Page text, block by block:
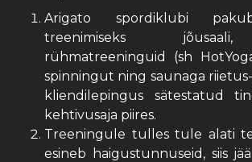
Arigato spordiklubi
treenimiseks
rühmatreeninguid (sh
spinningut ning saunaga
kliendilepingus sätestatud
kehtivusaja piires.
Treeningule tulles tule alati
esineb haigustunnuseid, siis